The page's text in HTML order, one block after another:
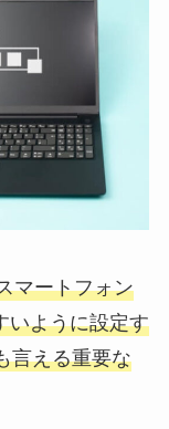
マートフォン
いように設定す
言える重要な